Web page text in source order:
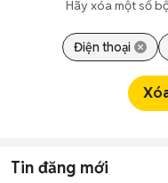
Hãy xóa một số
Điện thoại
Tin đăng mới